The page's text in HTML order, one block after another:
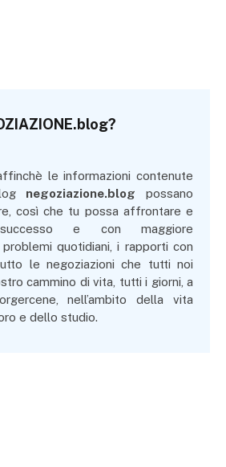
le informazioni contenute
negoziazione.blog possano
così che tu possa affrontare e
e con maggiore
quotidiani, i rapporti con
le negoziazioni che tutti noi
cammino di vita, tutti i giorni, a
nell’ambito della vita
e dello studio.